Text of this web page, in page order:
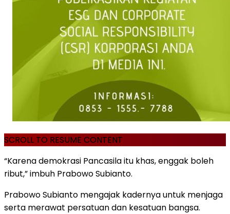
SCROLL TO RESUME CONTENT
“Karena demokrasi Pancasila itu khas, enggak boleh
ribut,” imbuh Prabowo Subianto.
Prabowo Subianto mengajak kadernya untuk menjaga
serta merawat persatuan dan kesatuan bangsa.